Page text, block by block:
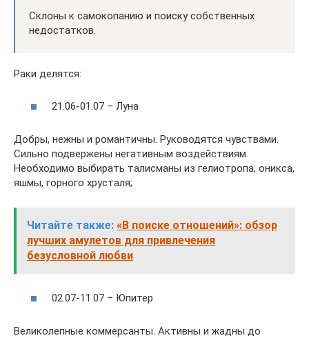
Склоны к самокопанию и поиску собственных
недостатков.
Раки делятся:
21.06-01.07 – Луна
Добры, нежны и романтичны. Руководятся чувствами.
Сильно подвержены негативным воздействиям.
Необходимо выбирать талисманы из гелиотропа, оникса,
яшмы, горного хрусталя;
Читайте также: «В поиске отношений»: обзор
лучших амулетов для привлечения
безусловной любви
02.07-11.07 – Юпитер
Великолепные коммерсанты. Активны и жадны до